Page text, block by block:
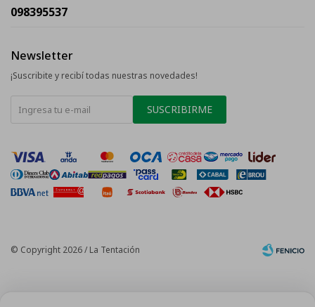
098395537
Newsletter
¡Suscribite y recibí todas nuestras novedades!
SUSCRIBIRME
© Copyright 2026 / La Tentación